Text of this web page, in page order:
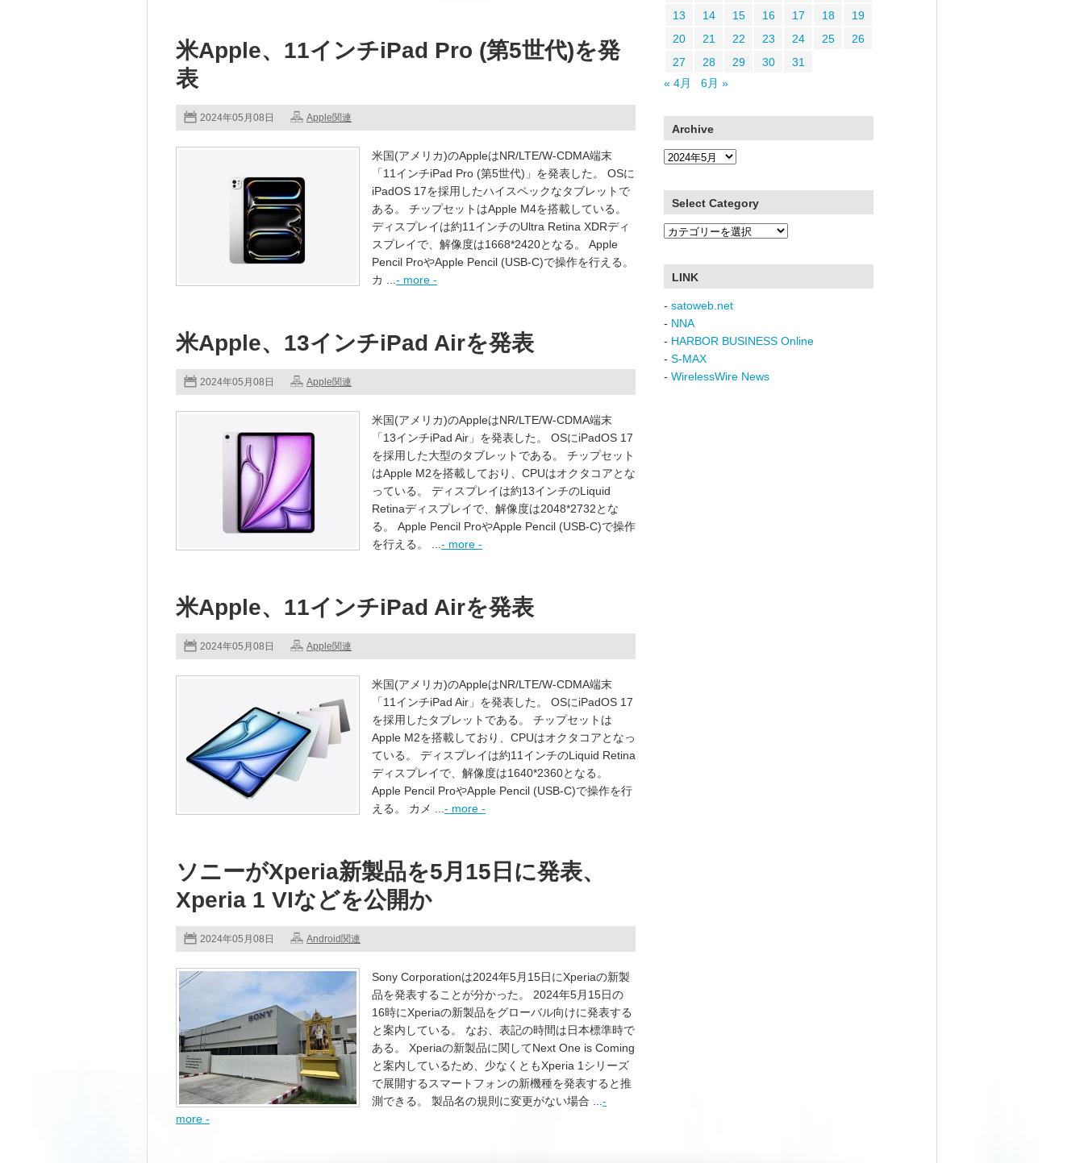
米Apple、11インチiPad Pro (第5世代)を発
表
2024年05月08日 Apple関連
米国(アメリカ)のAppleはNR/LTE/W-CDMA端末
「11インチiPad Pro (第5世代)」を発表した。 OSに
iPadOS 17を採用したハイスペックなタブレットで
ある。 チップセットはApple M4を搭載している。
ディスプレイは約11インチのUltra Retina XDRディ
スプレイで、解像度は1668*2420となる。 Apple
Pencil ProやApple Pencil (USB-C)で操作を行える。
カ ... - more -
米Apple、13インチiPad Airを発表
2024年05月08日 Apple関連
米国(アメリカ)のAppleはNR/LTE/W-CDMA端末
「13インチiPad Air」を発表した。 OSにiPadOS 17
を採用した大型のタブレットである。 チップセット
はApple M2を搭載しており、CPUはオクタコアとな
っている。 ディスプレイは約13インチのLiquid
Retinaディスプレイで、解像度は2048*2732とな
る。 Apple Pencil ProやApple Pencil (USB-C)で操作
を行える。 ... - more -
米Apple、11インチiPad Airを発表
2024年05月08日 Apple関連
米国(アメリカ)のAppleはNR/LTE/W-CDMA端末
「11インチiPad Air」を発表した。 OSにiPadOS 17
を採用したタブレットである。 チップセットは
Apple M2を搭載しており、CPUはオクタコアとなっ
ている。 ディスプレイは約11インチのLiquid Retina
ディスプレイで、解像度は1640*2360となる。
Apple Pencil ProやApple Pencil (USB-C)で操作を行
える。 カメ ... - more -
ソニーがXperia新製品を5月15日に発表、
Xperia 1 VIなどを公開か
2024年05月08日 Android関連
Sony Corporationは2024年5月15日にXperiaの新製
品を発表することが分かった。 2024年5月15日の
16時にXperiaの新製品をグローバル向けに発表する
と案内している。 なお、表記の時間は日本標準時で
ある。 Xperiaの新製品に関してNext One is Coming
と案内しているため、少なくともXperia 1シリーズ
で展開するスマートフォンの新機種を発表すると推
測できる。 製品名の規則に変更がない場合 ... -
more -
13
14 15 16 17 18
19
20
21 22 23 24 25
26
27
28 29 30
31
« 4月
6月 »
Archive
Archive
Select Category
Select
LINK
- satoweb.net
- NNA
- HARBOR BUSINESS Online
- S-MAX
- WirelessWire News